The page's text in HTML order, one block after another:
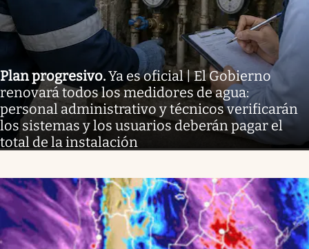
Plan progresivo.Ya es oficial | El Gobierno
renovará todos los medidores de agua:
personal administrativo y técnicos verificarán
los sistemas y los usuarios deberán pagar el
total de la instalación